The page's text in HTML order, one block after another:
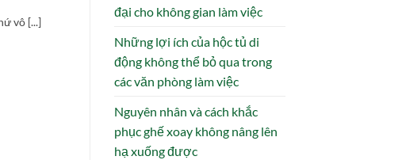
vô [...]
đại cho không gian làm việc
Những lợi ích của hộc tủ di
động không thể bỏ qua trong
các văn phòng làm việc
Nguyên nhân và cách khắc
phục ghế xoay không nâng lên
hạ xuống được